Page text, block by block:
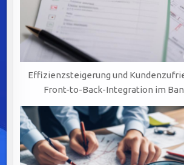
Effizienzsteigerung und
Front-to-Back-Integration im